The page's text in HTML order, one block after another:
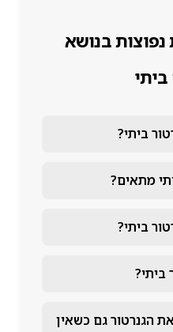
בנושא
ביתי?
מתאים?
ביתי?
גם כשאין